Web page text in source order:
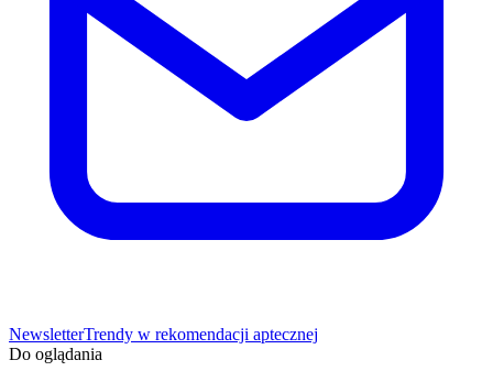
NewsletterTrendy w rekomendacji aptecznej
Do oglądania